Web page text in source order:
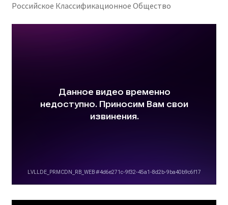
Российское Классификационное Общество